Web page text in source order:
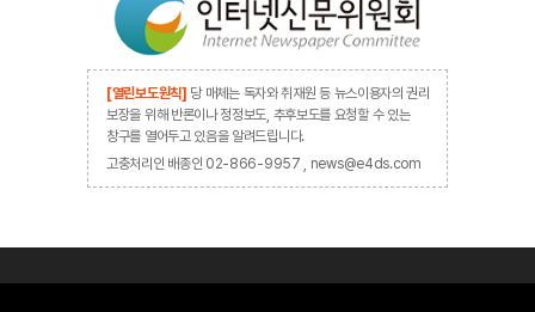
[열린보도원칙] 당 매체는 독자와 취재원 등 뉴스이용자의 권리
보장을 위해 반론이나 정정보도, 추후보도를 요청할 수 있는
창구를 열어두고 있음을 알려드립니다.
고충처리인 배종인 02-866-9957 , news@e4ds.com